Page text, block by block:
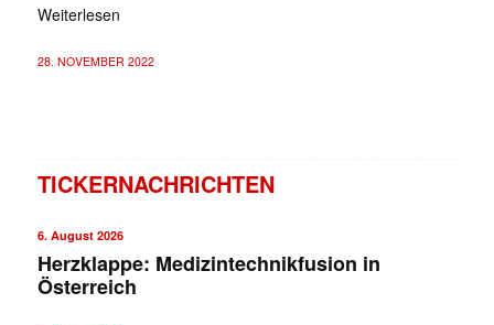
Weiterlesen
28. NOVEMBER 2022
TICKERNACHRICHTEN
6. August 2026
Herzklappe: Medizintechnikfusion in
Österreich